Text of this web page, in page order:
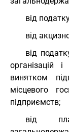
від
від
від
організацій
винятком
місцевого
підприємств;
від